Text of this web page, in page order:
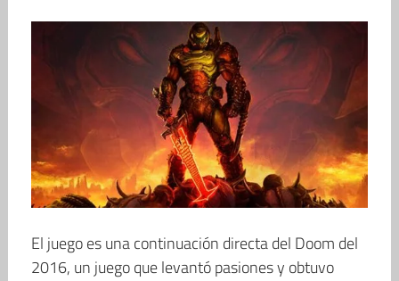
El juego es una continuación directa del Doom del
2016, un juego que levantó pasiones y obtuvo